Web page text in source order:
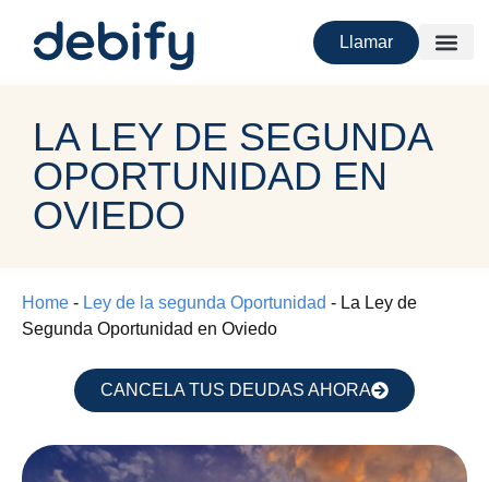
Llamar
LA LEY DE SEGUNDA
OPORTUNIDAD EN
OVIEDO
Home - Ley de la segunda Oportunidad - La Ley de
Segunda Oportunidad en Oviedo
CANCELA TUS DEUDAS AHORA